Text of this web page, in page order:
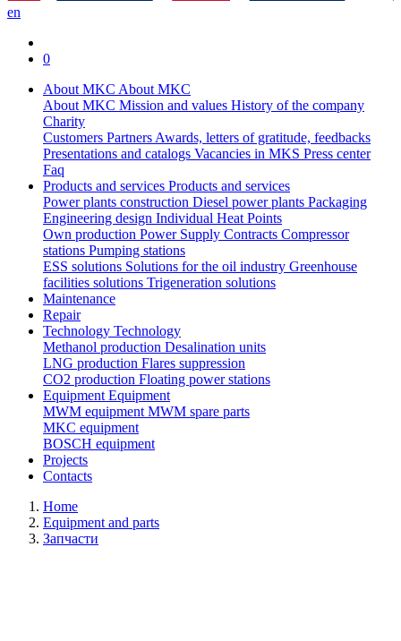
en
0
About MKC About MKC
About MKC Mission and values History of the company
Charity
Customers PartnersAwards, letters of gratitude, feedbacks
Presentations and catalogs Vacancies in MKS Press center
Faq
Products and services Products and services
Power plants construction Diesel power plants Packaging
Engineering design Individual Heat Points
Own production Power Supply Contracts Compressor
stations Pumping stations
ESS solutions Solutions for the oil industry Greenhouse
facilities solutions Trigeneration solutions
Maintenance
Repair
Technology Technology
Methanol production Desalination units
LNG production Flares suppression
СО2 production Floating power stations
EquipmentEquipment
MWM equipmentMWM spare parts
MKC equipment
BOSCH equipment
Projects
Contacts
Home
Equipment and parts
Запчасти